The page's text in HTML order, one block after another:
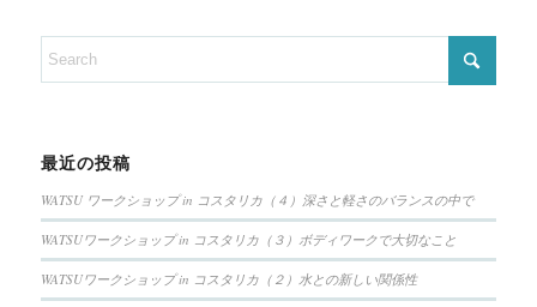
最近の投稿
WATSU ワークショップ in コスタリカ（４）深さと軽さのバランスの中で
WATSUワークショップ in コスタリカ（３）ボディワークで大切なこと
WATSUワークショップ in コスタリカ（２）水との新しい関係性